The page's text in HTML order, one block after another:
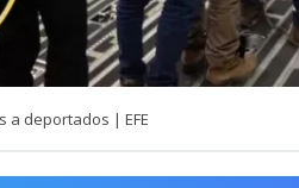
a deportados | EFE